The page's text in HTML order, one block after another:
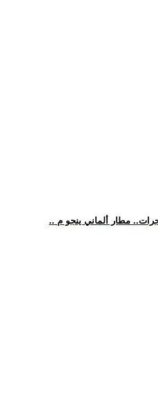
مطار ألماني ينجو م